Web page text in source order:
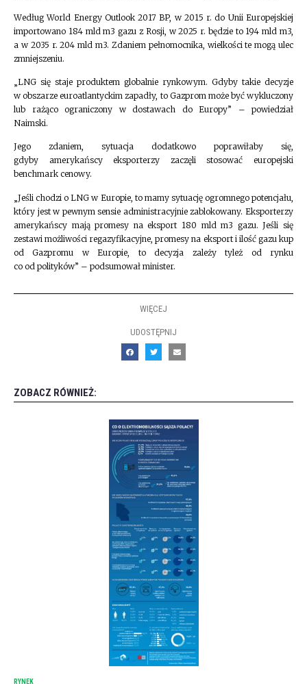
Według World Energy Outlook 2017 BP, w 2015 r. do Unii Europejskiej
importowano 184 mld m3 gazu z Rosji, w 2025 r. będzie to 194 mld m3,
a w 2035 r. 204 mld m3. Zdaniem pełnomocnika, wielkości te mogą ulec
zmniejszeniu.
„LNG się staje produktem globalnie rynkowym. Gdyby takie decyzje
w obszarze euroatlantyckim zapadły, to Gazprom może być wykluczony
lub rażąco ograniczony w dostawach do Europy” – powiedział
Naimski.
Jego zdaniem, sytuacja dodatkowo poprawiłaby się,
gdyby amerykańscy eksporterzy zaczęli stosować europejski
benchmark cenowy.
„Jeśli chodzi o LNG w Europie, to mamy sytuację ogromnego potencjału,
który jest w pewnym sensie administracyjnie zablokowany. Eksporterzy
amerykańscy mają promesy na eksport 180 mld m3 gazu. Jeśli się
zestawi możliwości regazyfikacyjne, promesy na eksport i ilość gazu kup
od Gazpromu w Europie, to decyzja zależy tyleż od rynku
co od polityków” – podsumował minister.
WIĘCEJ
UDOSTĘPNIJ
ZOBACZ RÓWNIEŻ:
RYNEK